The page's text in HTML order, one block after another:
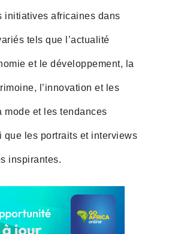
initiatives africaines dans
tels que l’actualité
et le développement, la
l’innovation et les
mode et les tendances
que les portraits et interviews
inspirantes.